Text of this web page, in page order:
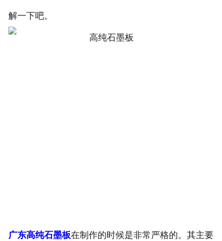
解一下吧。
广东高纯石墨板在制作的时候是非常严格的。其主要